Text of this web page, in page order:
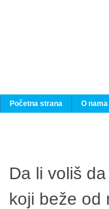
Početna strana O nama
Da li voliš
koji beže od